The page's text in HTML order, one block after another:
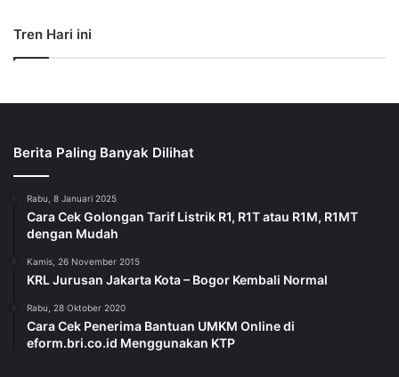
Tren Hari ini
Berita Paling Banyak Dilihat
Rabu, 8 Januari 2025
Cara Cek Golongan Tarif Listrik R1, R1T atau R1M, R1MT
dengan Mudah
Kamis, 26 November 2015
KRL Jurusan Jakarta Kota – Bogor Kembali Normal
Rabu, 28 Oktober 2020
Cara Cek Penerima Bantuan UMKM Online di
eform.bri.co.id Menggunakan KTP